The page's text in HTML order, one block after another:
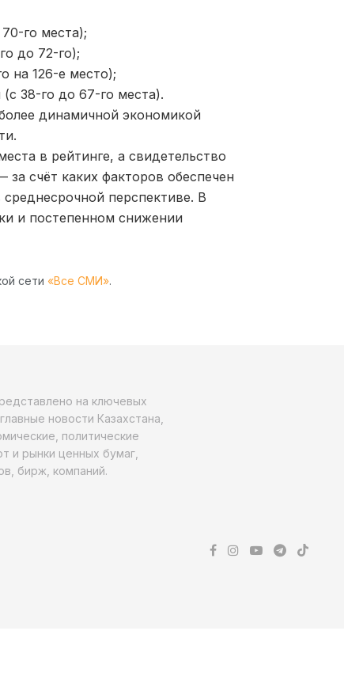
го места);
до 72-го);
на 126-е место);
38-го до 67-го места).
динамичной экономикой
в рейтинге, а свидетельство
счёт каких факторов обеспечен
перспективе. В
и постепенном снижении
сети «Все СМИ».
на ключевых
новости Казахстана,
политические
и рынки ценных бумаг,
бирж, компаний.